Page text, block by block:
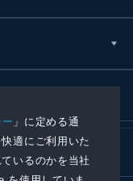
」に定める通
適にご利用いた
いるのかを当社